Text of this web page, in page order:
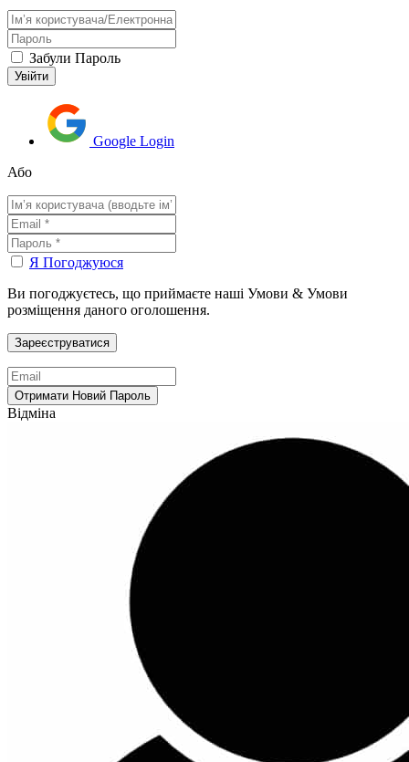
Забули Пароль
Google Login
Або
Я Погоджуюся
Ви погоджуєтесь, що приймаєте наші Умови & Умови
розміщення даного оголошення.
Відміна